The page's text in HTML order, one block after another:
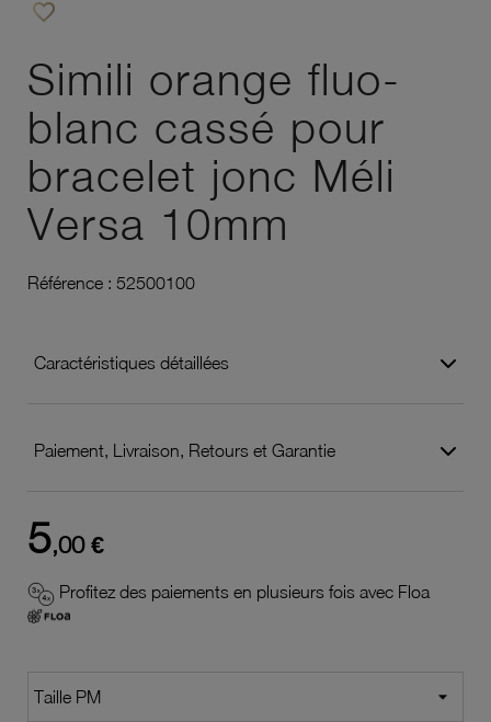
favorite_border
Simili orange fluo-
blanc cassé pour
bracelet jonc Méli
Versa 10mm
Référence : 52500100
Caractéristiques détaillées
Paiement, Livraison, Retours et Garantie
5,00 €
Profitez des paiements en plusieurs fois avec Floa